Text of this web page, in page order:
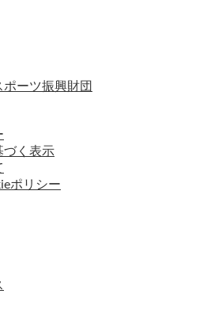
ーツ振興財団
づく表示
ポリシー